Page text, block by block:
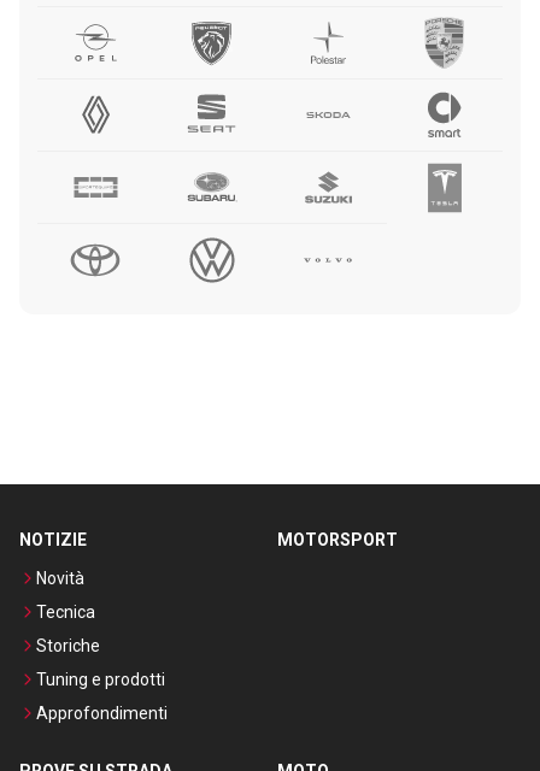
NOTIZIE
Novità
Tecnica
Storiche
Tuning e prodotti
Approfondimenti
MOTORSPORT